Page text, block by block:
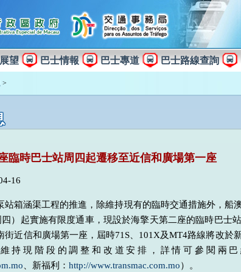
望 巴士情報 巴士專道 巴士路線查詢
>
臨時巴士站周四起遷移至近信和廣場第一座
16
站箱涵渠工程的推進，除維持現有的臨時交通措施外，船
）起實施有限度通車，現設於海擎天第二座的臨時巴士
街近信和廣場第一座，屆時71S、101X及MT4路線將改於
持現階段的調整和改道安排，詳情可參閱兩巴
、新福利： http://www.transmac.com.mo）。